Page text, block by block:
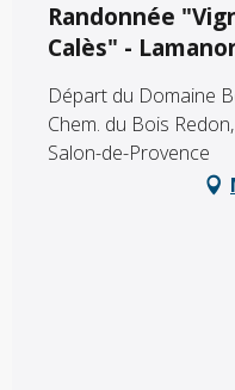
Randonnée
Calès" -
Départ du Domaine
Chem. du Bois
Salon-de-Provence